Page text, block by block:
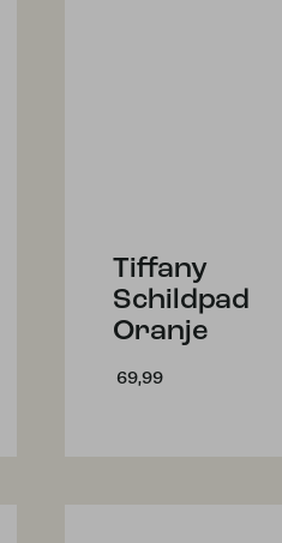
Tiffany
Schildpad
Oranje
69,99